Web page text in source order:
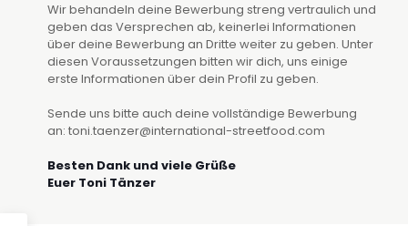
Wir behandeln deine Bewerbung streng vertraulich und
geben das Versprechen ab, keinerlei Informationen
über deine Bewerbung an Dritte weiter zu geben. Unter
diesen Voraussetzungen bitten wir dich, uns einige
erste Informationen über dein Profil zu geben.
Sende uns bitte auch deine vollständige Bewerbung
an: toni.taenzer@international-streetfood.com
Besten Dank und viele Grüße
Euer Toni Tänzer